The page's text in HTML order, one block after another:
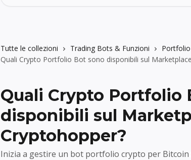
Tutte le collezioni Trading Bots & Funzioni
Quali Crypto Portfolio Bot sono disponibili sul
Quali Crypto Portfolio
disponibili sul
Cryptohopper?
Inizia a gestire un bot portfolio crypto per Bitcoin